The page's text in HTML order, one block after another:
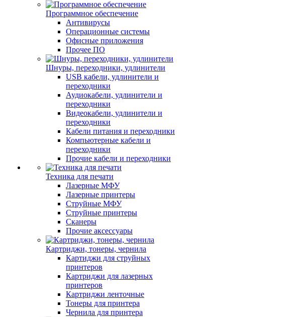
Программное обеспечение
Антивирусы
Операционные системы
Офисные приложения
Прочее ПО
Шнуры, переходники, удлинители
USB кабели, удлинители и
переходники
Аудиокабели, удлинители и
переходники
Видеокабели, удлинители и
переходники
Кабели питания и переходники
Компьютерные кабели и
переходники
Прочие кабели и переходники
Техника для печати
Лазерные МФУ
Лазерные принтеры
Струйные МФУ
Струйные принтеры
Сканеры
Прочие аксессуары
Картриджи, тонеры, чернила
Картиджи для струйных
принтеров
Картриджи для лазерных
принтеров
Картриджи ленточные
Тонеры для принтера
Чернила для принтера